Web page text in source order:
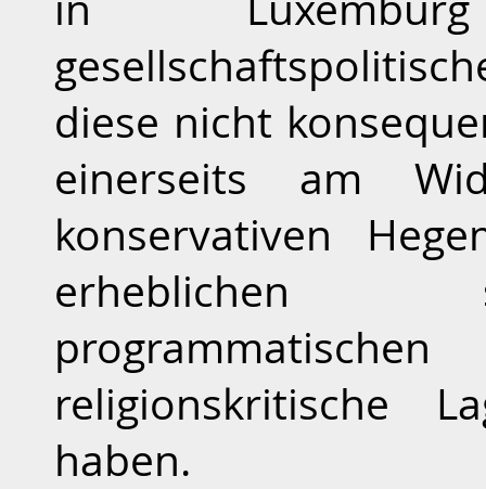
diese nicht
einerseits am
konservativen
erheblichen
religionskritische
haben.